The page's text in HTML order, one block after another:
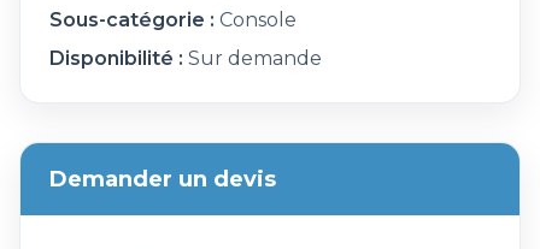
Sous-catégorie : Console
Disponibilité : Sur demande
Demander un devis